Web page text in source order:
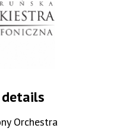
Orchestra